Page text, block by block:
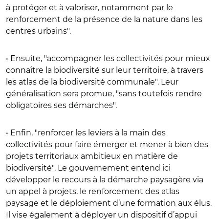
à protéger et à valoriser, notamment par le
renforcement de la présence de la nature dans les
centres urbains".
• Ensuite, "accompagner les collectivités pour mieux
connaître la biodiversité sur leur territoire, à travers
les atlas de la biodiversité communale". Leur
généralisation sera promue, "sans toutefois rendre
obligatoires ses démarches".
• Enfin, "renforcer les leviers à la main des
collectivités pour faire émerger et mener à bien des
projets territoriaux ambitieux en matière de
biodiversité". Le gouvernement entend ici
développer le recours à la démarche paysagère via
un appel à projets, le renforcement des atlas
paysage et le déploiement d’une formation aux élus.
Il vise également à déployer un dispositif d’appui